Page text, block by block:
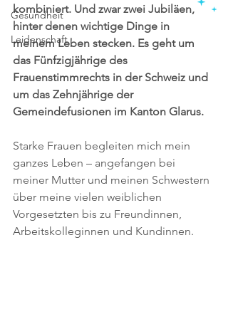
Gesundheit
Leidenschaft
kombiniert. Und zwar zwei Jubiläen,
hinter denen wichtige Dinge in
meinem Leben stecken. Es geht um
das Fünfzigjährige des
Frauenstimmrechts in der Schweiz und
um das Zehnjährige der
Gemeindefusionen im Kanton Glarus.
Starke Frauen begleiten mich mein
ganzes Leben – angefangen bei
meiner Mutter und meinen Schwestern
über meine vielen weiblichen
Vorgesetzten bis zu Freundinnen,
Arbeitskolleginnen und Kundinnen.